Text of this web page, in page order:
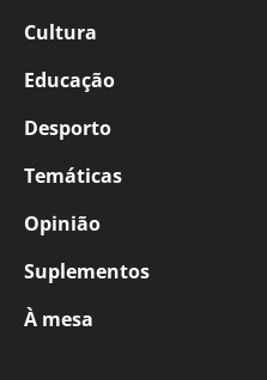
Cultura
Educação
Desporto
Temáticas
Opinião
Suplementos
À mesa